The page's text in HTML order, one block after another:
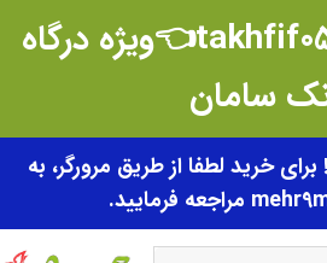
کد تخفیف takhfif0505👈ویژه درگاه
سامان
خرید لطفا از طریق مرورگر، به